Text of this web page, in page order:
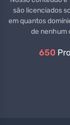
são licenciados
em quantos
de nenhum
650